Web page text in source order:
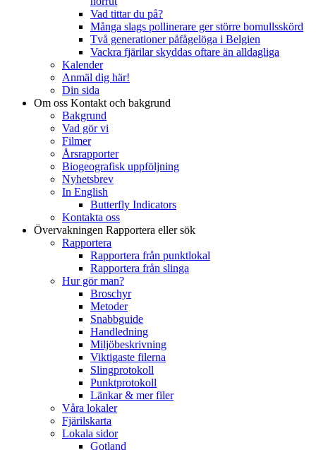
Vad tittar du på?
Många slags pollinerare ger större bomullsskörd
Två generationer påfågelöga i Belgien
Vackra fjärilar skyddas oftare än alldagliga
Kalender
Anmäl dig här!
Din sida
Om oss Kontakt och bakgrund
Bakgrund
Vad gör vi
Filmer
Årsrapporter
Biogeografisk uppföljning
Nyhetsbrev
In English
Butterfly Indicators
Kontakta oss
Övervakningen Rapportera eller sök
Rapportera
Rapportera från punktlokal
Rapportera från slinga
Hur gör man?
Broschyr
Metoder
Snabbguide
Handledning
Miljöbeskrivning
Viktigaste filerna
Slingprotokoll
Punktprotokoll
Länkar & mer filer
Våra lokaler
Fjärilskarta
Lokala sidor
Gotland